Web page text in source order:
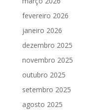
fevereiro 2026
janeiro 2026
dezembro 2025
novembro 2025
outubro 2025
setembro 2025
agosto 2025